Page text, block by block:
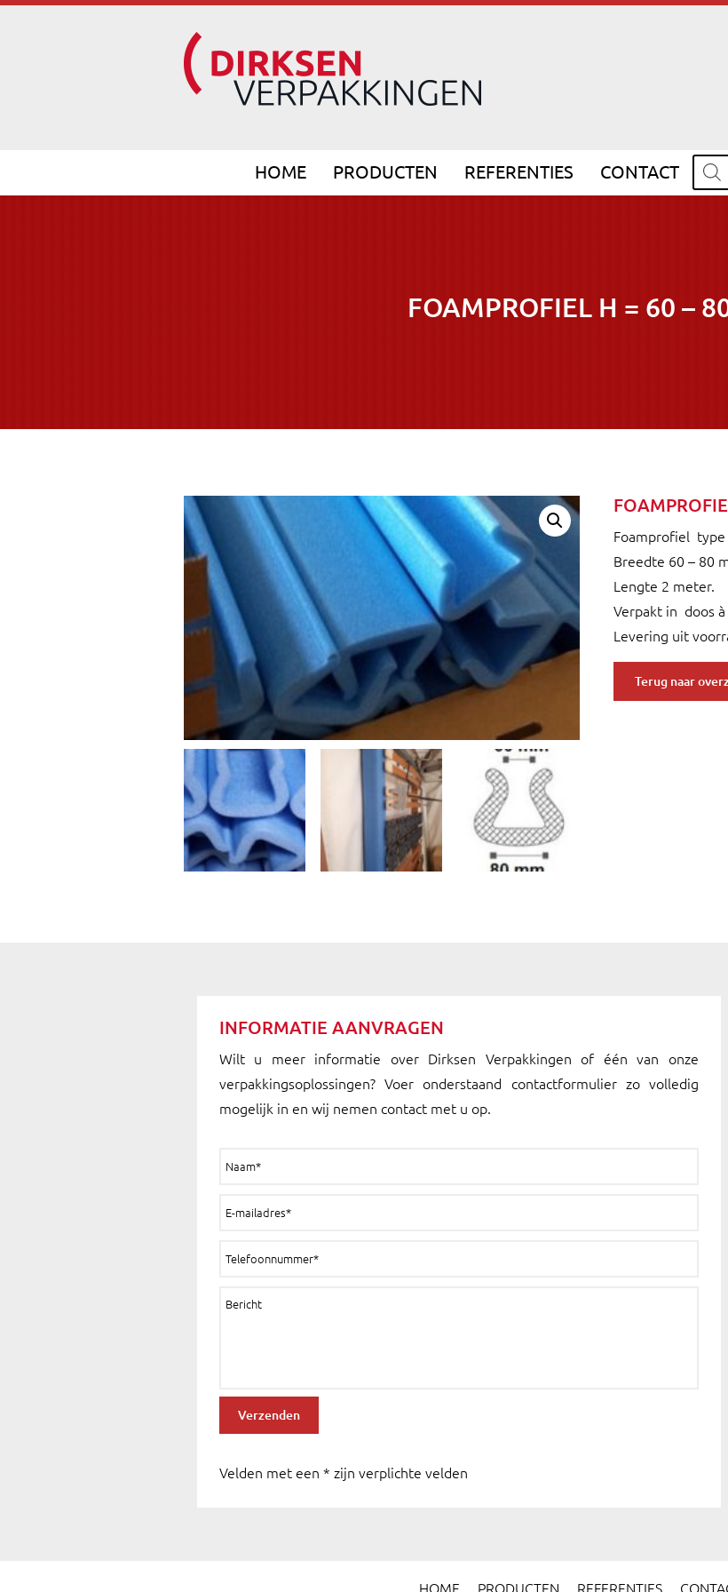
HOME PRODUCTEN REFERENTIES CONTACT
zoeken
FOAMPROFIEL H = 60 –
Foamprofiel type
Breedte 60 – 80
Lengte 2 meter.
Verpakt in doos
Levering uit
Terug naar
INFORMATIE AANVRAGEN
Wilt u meer informatie over Dirksen Verpakkingen of één van onze
verpakkingsoplossingen? Voer onderstaand contactformulier zo volledig
mogelijk in en wij nemen contact met u op.
Velden met een * zijn verplichte velden
HOME PRODUCTEN REFERENTIES